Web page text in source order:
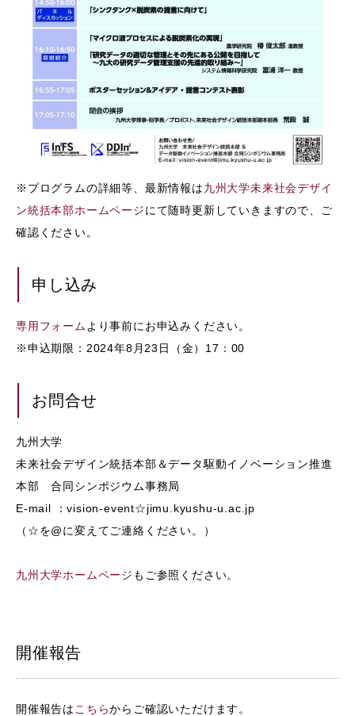
※プログラムの詳細等、最新情報は九州大学未来社会デザイ
ン統括本部ホームページにて随時更新していきますので、ご
確認ください。
申し込み
専用フォーム より事前にお申込みください。
※申込期限：2024年8月23日（金）17：00
お問合せ
九州大学
未来社会デザイン統括本部＆データ駆動イノベーション推進
本部 合同シンポジウム事務局
E-mail ：vision-event☆jimu.kyushu-u.ac.jp
（☆を@に変えてご連絡ください。）
九州大学ホームページ もご参照ください。
開催報告
開催報告は こちらからご確認いただけます。